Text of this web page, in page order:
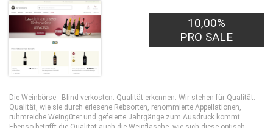
10,00%
PRO SALE
Die Weinbörse - Blind verkosten. Qualität erkennen. Wir stehen für Qualität.
Qualität, wie sie durch erlesene Rebsorten, renommierte Appellationen,
ruhmreiche Weingüter und gefeierte Jahrgänge zum Ausdruck kommt.